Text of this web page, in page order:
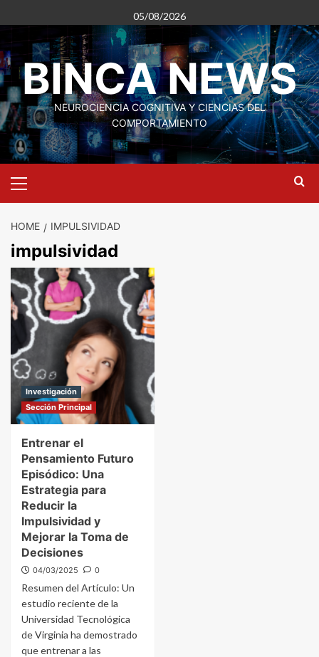
to
content
05/08/2026
BINCA NEWS
NEUROCIENCIA COGNITIVA Y CIENCIAS DEL
COMPORTAMIENTO
Menu
HOME IMPULSIVIDAD
impulsividad
Investigación
Sección Principal
Entrenar el
Pensamiento Futuro
Episódico: Una
Estrategia para
Reducir la
Impulsividad y
Mejorar la Toma de
Decisiones
04/03/2025 0
Resumen del Artículo: Un
estudio reciente de la
Universidad Tecnológica
de Virginia ha demostrado
que entrenar a las